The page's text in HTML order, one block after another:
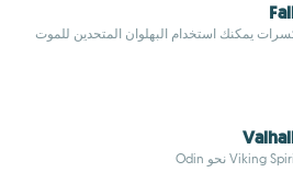
يمكنك استخدام البهلوان المتحدين للموت